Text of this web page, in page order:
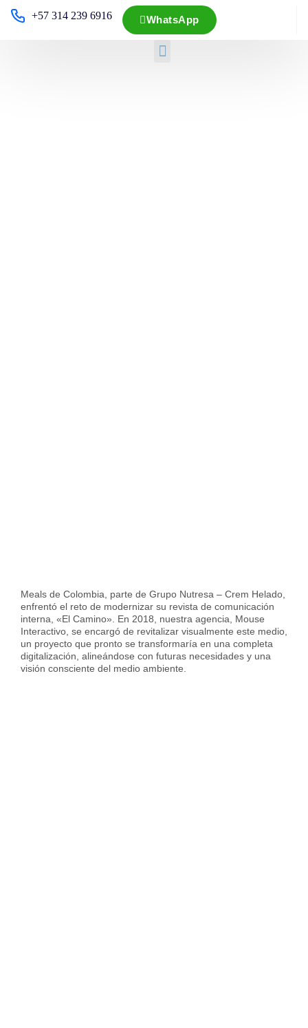
+57 314 239 6916 WhatsApp
Meals de Colombia, parte de Grupo Nutresa – Crem Helado,
enfrentó el reto de modernizar su revista de comunicación
interna, «El Camino». En 2018, nuestra agencia, Mouse
Interactivo, se encargó de revitalizar visualmente este medio,
un proyecto que pronto se transformaría en una completa
digitalización, alineándose con futuras necesidades y una
visión consciente del medio ambiente.